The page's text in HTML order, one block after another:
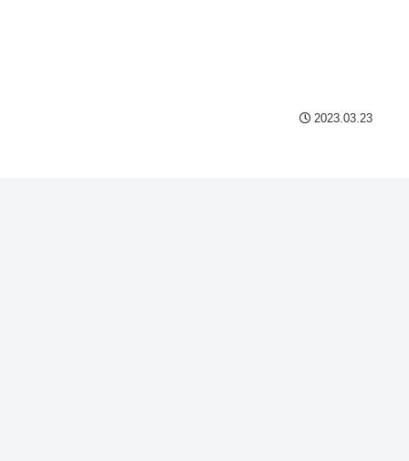
2023.03.23